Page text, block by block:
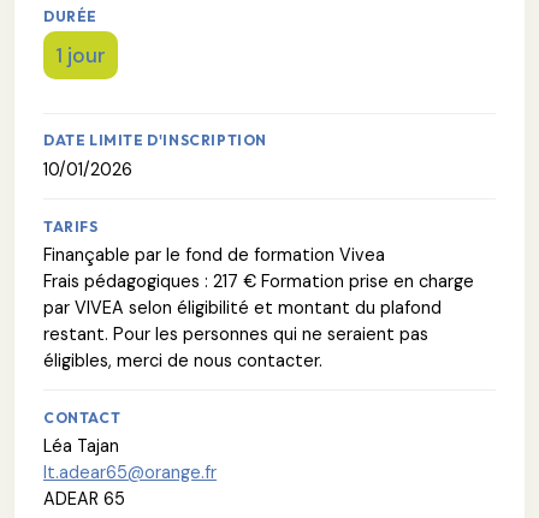
DURÉE
1 jour
DATE LIMITE D'INSCRIPTION
10/01/2026
TARIFS
Finançable par le fond de formation Vivea
Frais pédagogiques : 217 € Formation prise en charge
par VIVEA selon éligibilité et montant du plafond
restant. Pour les personnes qui ne seraient pas
éligibles, merci de nous contacter.
CONTACT
Léa Tajan
lt.adear65@orange.fr
ADEAR 65